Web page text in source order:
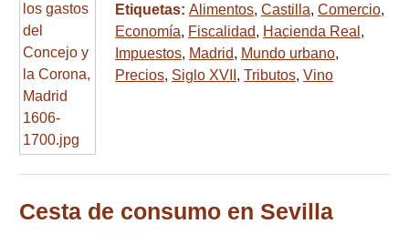
Etiquetas: Alimentos, Castilla, Comercio,
Economía, Fiscalidad, Hacienda Real ,
Impuestos, Madrid, Mundo urbano,
Precios, Siglo XVII , Tributos, Vino
Cesta de consumo en Sevilla